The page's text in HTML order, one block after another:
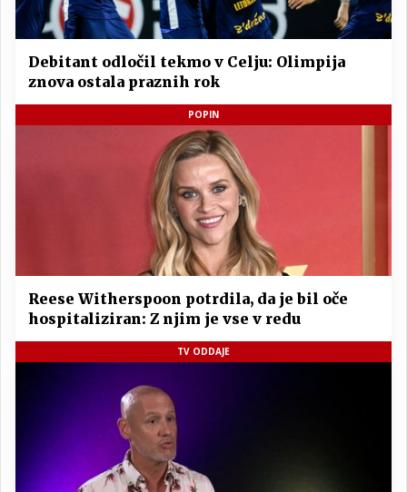
Debitant odločil tekmo v Celju: Olimpija
znova ostala praznih rok
POPIN
Reese Witherspoon potrdila, da je bil oče
hospitaliziran: Z njim je vse v redu
TV ODDAJE